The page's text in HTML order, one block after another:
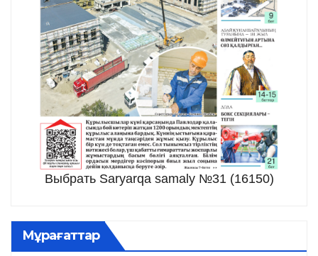
Выбрать Saryarqa samaly №31 (16150)
Мұрағаттар